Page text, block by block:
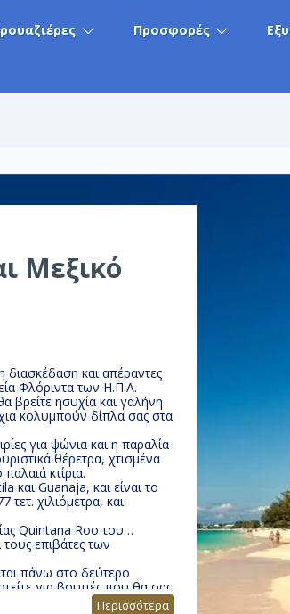
Προσφορές
Μεξικό
και απέραντες
πόλη στην πολιτεία Φλόριντα των Η.Π.Α.
βρείτε ησυχία και γαλήνη
κολυμπούν δίπλα σας στα
για ψώνια και η παραλία
θέρετρα, χτισμένα
κτίρια.
και Guanaja, και είναι το
χιλιόμετρα, και
Quintana Roo του
τους επιβάτες των
πάνω στο δεύτερο
για βουτιές που θα σας
δελφίνια και θαλάσσια
Περισσότερα